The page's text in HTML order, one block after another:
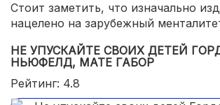
Стоит заметить, что изначально
нацелено на зарубежный
НЕ УПУСКАЙТЕ СВОИХ ДЕТЕЙ
НЬЮФЕЛД, МАТЕ ГАБОР
Рейтинг: 4.8